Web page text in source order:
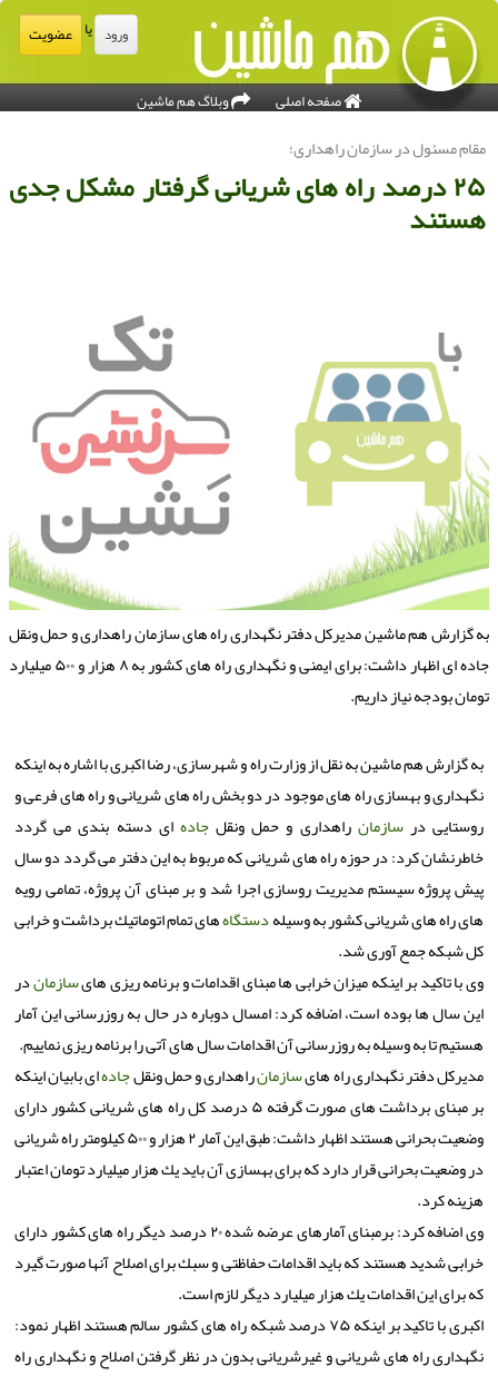
ورود عضویت
صفحه اصلی وبلاگ هم ماشین
مقام مسئول در سازمان راهداری؛
۲۵ درصد راه های شریانی گرفتار مشكل جدی
هستند
گزارش هم ماشین مدیركل دفتر نگهداری راه های سازمان راهداری و حمل ونقل
جاده ای اظهار داشت: برای ایمنی و نگهداری راه های كشور به ۸ هزار و ۵۰۰ میلیارد
بودجه نیاز داریم.
به گزارش هم ماشین به نقل از وزارت راه و شهرسازی، رضا اكبری با اشاره به اینكه
نگهداری و بهسازی راه های موجود در دو بخش راه های شریانی و راه های فرعی و
روستایی درسازمانراهداری و حمل ونقلجادهای دسته بندی می گردد
خاطرنشان كرد: در حوزه راه های شریانی كه مربوط به این دفتر می گردد دو سال
پیش پروژه سیستم مدیریت روسازی اجرا شد و بر مبنای آن پروژه، تمامی رویه
های راه های شریانی كشور به وسیلهدستگاههای تمام اتوماتیك برداشت و خرابی
كل شبكه جمع آوری شد.
وی با تاكید بر اینكه میزان خرابی ها مبنای اقدامات و برنامه ریزی هایسازماندر
این سال ها بوده است، اضافه كرد: امسال دوباره در حال به روزرسانی این آمار
هستیم تا به وسیله به روزرسانی آن اقدامات سال های آتی را برنامه ریزی نماییم.
مدیركل دفتر نگهداری راه هایسازمانراهداری و حمل ونقلجادهای بابیان اینكه
بر مبنای برداشت های صورت گرفته ۵ درصد كل راه های شریانی كشور دارای
وضعیت بحرانی هستند اظهار داشت: طبق این آمار ۲ هزار و ۵۰۰ كیلومتر راه شریانی
در وضعیت بحرانی قرار دارد كه برای بهسازی آن باید یك هزار میلیارد تومان اعتبار
هزینه كرد.
وی اضافه كرد: برمبنای آمارهای عرضه شده ۲۰ درصد دیگر راه های كشور دارای
خرابی شدید هستند كه باید اقدامات حفاظتی و سبك برای اصلاح آنها صورت گیرد
كه برای این اقدامات یك هزار میلیارد دیگر لازم است.
اكبری با تاكید بر اینكه ۷۵ درصد شبكه راه های كشور سالم هستند اظهار نمود:
نگهداری راه های شریانی و غیرشریانی بدون در نظر گرفتن اصلاح و نگهداری راه